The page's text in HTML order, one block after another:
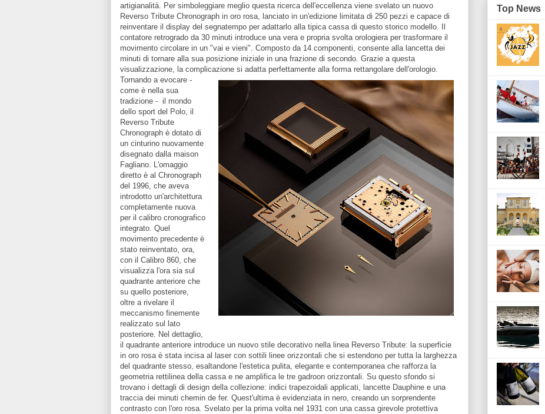
artigianalità. Per simboleggiare meglio questa ricerca dell'eccellenza viene svelato un nuovo
Reverso Tribute Chronograph in oro rosa, lanciato in un'edizione limitata di 250 pezzi e capace di
reinventare il display del segnatempo per adattarlo alla tipica cassa di questo storico modello. Il
contatore retrogrado da 30 minuti introduce una vera e propria svolta orologiera per trasformare il
movimento circolare in un "vai e vieni". Composto da 14 componenti, consente alla lancetta dei
minuti di tornare alla sua posizione iniziale in una frazione di secondo. Grazie a questa
visualizzazione, la complicazione si adatta perfettamente alla forma rettangolare dell'orologio.
Tornando a evocare -
come è nella sua
tradizione - il mondo
dello sport del Polo, il
Reverso Tribute
Chronograph è dotato di
un cinturino nuovamente
disegnato dalla maison
Fagliano. L'omaggio
diretto è al Chronograph
del 1996, che aveva
introdotto un'architettura
completamente nuova
per il calibro cronografico
integrato. Quel
movimento precedente è
stato reinventato, ora,
con il Calibro 860, che
visualizza l'ora sia sul
quadrante anteriore che
su quello posteriore,
oltre a rivelare il
meccanismo finemente
realizzato sul lato
posteriore. Nel dettaglio,
il quadrante anteriore introduce un nuovo stile decorativo nella linea Reverso Tribute: la superficie
in oro rosa è stata incisa al laser con sottili linee orizzontali che si estendono per tutta la larghezza
del quadrante stesso, esaltandone l'estetica pulita, elegante e contemporanea che rafforza la
geometria rettilinea della cassa e ne amplifica le tre gadroon orizzontali. Su questo sfondo si
trovano i dettagli di design della collezione: indici trapezoidali applicati, lancette Dauphine e una
traccia dei minuti chemin de fer. Quest'ultima è evidenziata in nero, creando un sorprendente
contrasto con l'oro rosa. Svelato per la prima volta nel 1931 con una cassa girevole protettiva
Top News